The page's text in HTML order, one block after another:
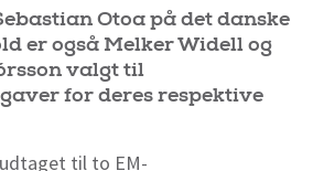
Otoa på det danske
er også Melker Widell og
valgt til
for deres respektive
til to EM-